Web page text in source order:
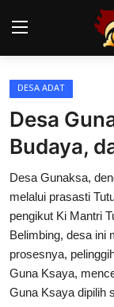
Home
Pura
Desa Adat
Tradisi
Kearifan lokal
Alam Bali
DESA ADAT
Desa
Budaya,
Desa Gunaksa,
melalui prasasti
pengikut Ki Mantri
Belimbing, desa ini
prosesnya,
Guna Ksaya,
Guna Ksaya dipilih